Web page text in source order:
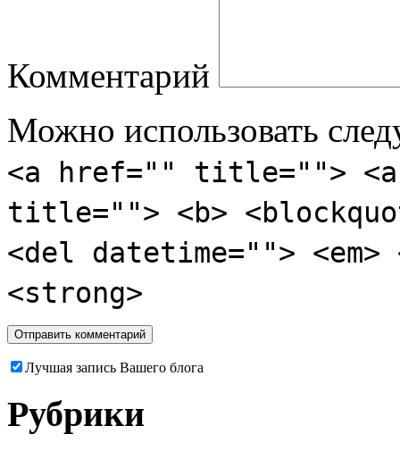
Комментарий
Можно использовать
<a href="" title="">
title=""> <b>
<del datetime="">
<strong>
Лучшая запись Вашего блога
Рубрики